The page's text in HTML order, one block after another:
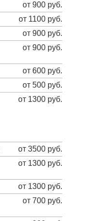
от 900 руб.
от 1100 руб.
от 900 руб.
от 900 руб.
от 600 руб.
от 500 руб.
от 1300 руб.
от 3500 руб.
от 1300 руб.
от 1300 руб.
от 700 руб.